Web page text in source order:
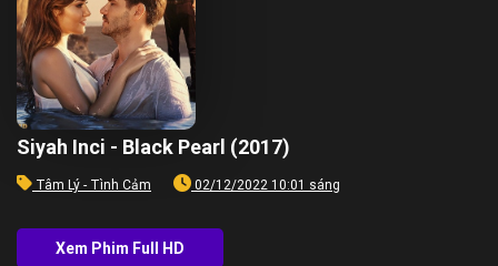
Siyah Inci - Black Pearl (2017)
Tâm Lý - Tình Cảm 02/12/2022 10:01 sáng